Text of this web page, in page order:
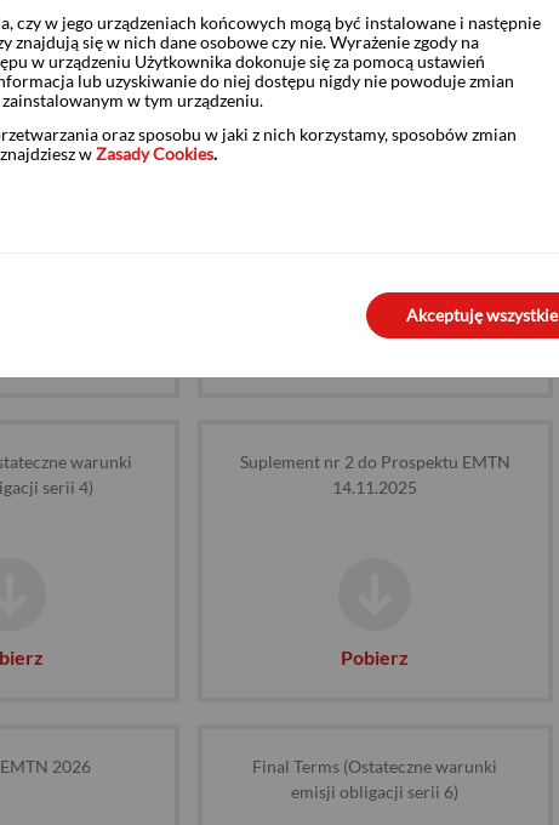
Pobierz
2025
warunki
serii 4)
Suplement nr 2 do Prospektu EMTN
14.11.2025
Pobierz
2026
Final Terms (Ostateczne warunki
emisji obligacji serii 6)
czy w jego urządzeniach końcowych mogą być instalowane i następnie
się w nich dane osobowe czy nie. Wyrażenie zgody na
w urządzeniu Użytkownika dokonuje się za pomocą ustawień
lub uzyskiwanie do niej dostępu nigdy nie powoduje zmian
w tym urządzeniu.
oraz sposobu w jaki z nich korzystamy, sposobów zmian
wZasady Cookies.
Akceptuję wszystkie